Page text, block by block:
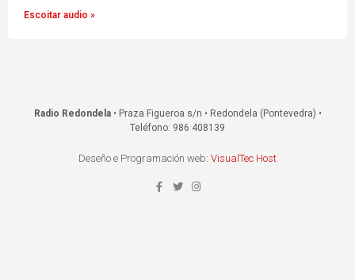
Escoitar audio »
Radio Redondela• Praza Figueroa s/n • Redondela (Pontevedra) •
Teléfono: 986 408139
Deseño e Programación web: VisualTec Host